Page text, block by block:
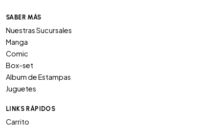
SABER MÁS
Nuestras Sucursales
Manga
Comic
Box-set
Album de Estampas
Juguetes
LINKS RÁPIDOS
Carrito